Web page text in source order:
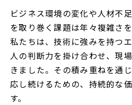
ビジネス環境の変化や人材不
を取り巻く課題は年々複雑さを
私たちは、技術に強みを持つ
人の判断力を掛け合わせ、現
きました。その積み重ねを通
応し続けるための、持続的な
す。